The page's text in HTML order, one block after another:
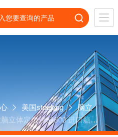
美国stoelting
脑立
立体定位仪51800 进口脑立